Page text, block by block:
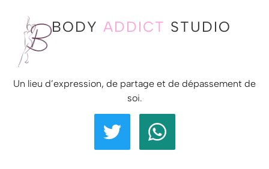
BODY ADDICT STUDIO
Un lieu d’expression, de partage et de dépassement de
soi.